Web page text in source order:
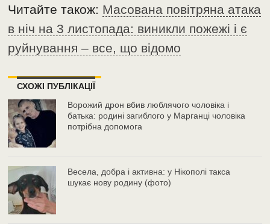
Читайте також: Масована повітряна атака
в ніч на 3 листопада: виникли пожежі і є
руйнування – все, що відомо
СХОЖІ ПУБЛІКАЦІЇ
Ворожий дрон вбив люблячого чоловіка і
батька: родині загиблого у Марганці чоловіка
потрібна допомога
Весела, добра і активна: у Нікополі такса
шукає нову родину (фото)